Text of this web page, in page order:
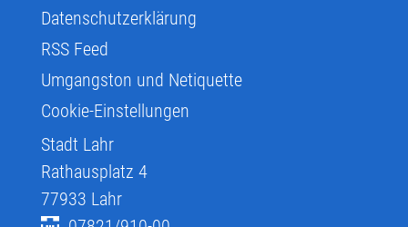
Datenschutzerklärung
RSS Feed
Umgangston und Netiquette
Cookie-Einstellungen
Stadt Lahr
Rathausplatz 4
77933 Lahr